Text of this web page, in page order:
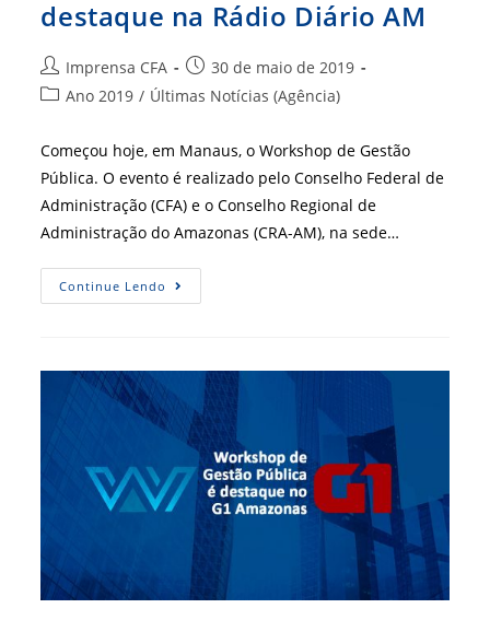
destaque na Rádio Diário AM
Autor
do
Imprensa CFA
Post
publicado:
30 de maio de 2019
Categoria
post:
Ano 2019 / Últimas Notícias (Agência)
Começou hoje, em Manaus, o Workshop de Gestão
Pública. O evento é realizado pelo Conselho Federal de
Administração (CFA) e o Conselho Regional de
Administração do Amazonas (CRA-AM), na sede…
Continue Lendo Workshop
De
Na
Rádio
Diário
AM